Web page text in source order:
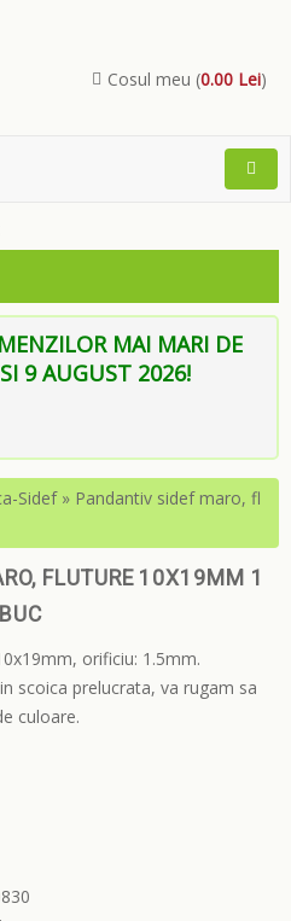
Cosul meu (0.00 Lei)
Open
MAI MARI DE
9 AUGUST 2026!
Sidef» Pandantiv sidef maro, fl
FLUTURE 10X19MM 1
BUC
orificiu: 1.5mm.
scoica prelucrata, va rugam sa
culoare.